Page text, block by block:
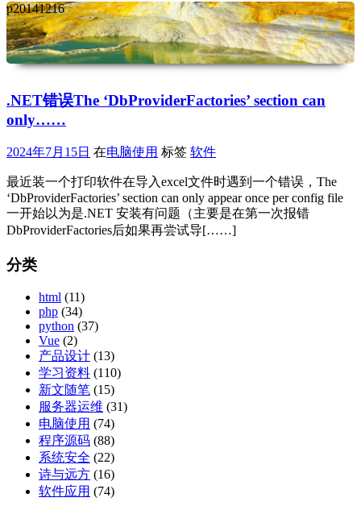
p20141216
.NET错误The ‘DbProviderFactories’ section can
only……
2024年7月15日 在电脑使用 标签 软件
最近装一个打印软件在导入excel文件时遇到一个错误，The
‘DbProviderFactories’ section can only appear once per config file
一开始以为是.NET 安装有问题（主要是在第一次报错
DbProviderFactories后如果再尝试导[……]
分类
html (11)
php (34)
python (37)
Vue (2)
产品设计 (13)
学习资料 (110)
新文随笔 (15)
服务器运维 (31)
电脑使用 (74)
程序源码 (88)
系统安全 (22)
诗与远方 (16)
软件应用 (74)